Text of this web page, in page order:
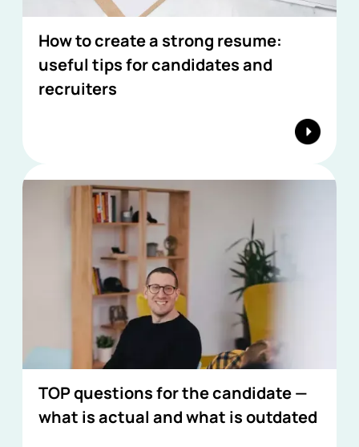
How to create a strong resume:
useful tips for candidates and
recruiters
TOP questions for the candidate —
what is actual and what is outdated